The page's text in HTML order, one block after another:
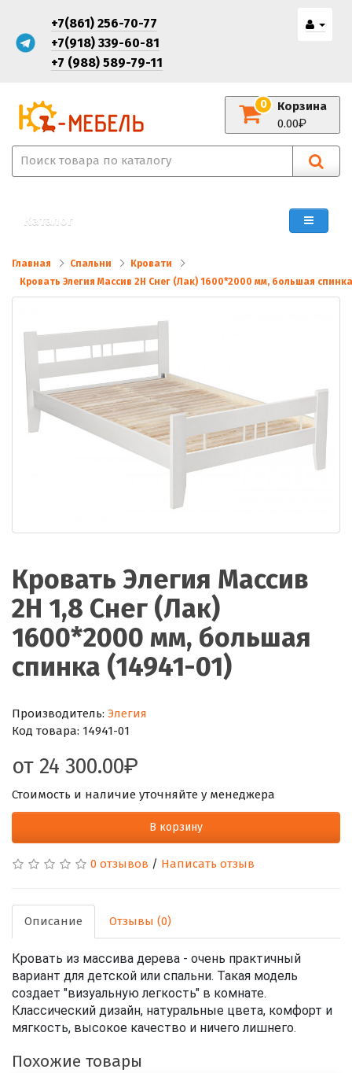
+7(861) 256-70-77
+7(918) 339-60-81
+7 (988) 589-79-11
Корзина
0
0.00
Каталог
Главная Спальни
Кровати
Кровать Элегия Массив 2Н Снег (Лак) 1600*2000 мм, большая спинка
Кровать Элегия Массив
2Н 1,8 Снег (Лак)
1600*2000 мм, большая
спинка (14941-01)
Производитель: Элегия
Код товара: 14941-01
от 24 300.00
Стоимость и наличие уточняйте у менеджера
В корзину
0 отзывов / Написать отзыв
Описание Отзывы (0)
Кровать из массива дерева - очень практичный
вариант для детской или спальни. Такая модель
создает "визуальную легкость" в комнате.
Классический дизайн, натуральные цвета, комфорт и
мягкость, высокое качество и ничего лишнего.
Похожие товары